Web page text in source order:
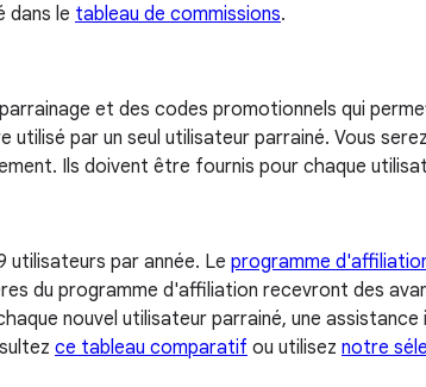
dans le tableau de commissions.
et des codes promotionnels qui
par un seul utilisateur parrainé. Vous
Ils doivent être fournis pour chaque
utilisateurs par année. Le programme
du programme d'affiliation recevront des
nouvel utilisateur parrainé, une assistance
ce tableau comparatif ou utilisez notre